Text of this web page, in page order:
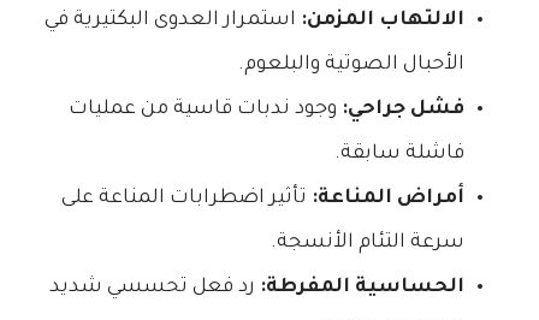
الالتهاب المزمن: استمرار العدوى البكتيرية في
الأحبال الصوتية والبلعوم.
فشل جراحي: وجود ندبات قاسية من عمليات
فاشلة سابقة.
أمراض المناعة: تأثير اضطرابات المناعة على
سرعة التئام الأنسجة.
الحساسية المفرطة: رد فعل تحسسي شديد